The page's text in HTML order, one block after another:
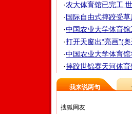
·农大体育馆已完工
·国际自由式摔跤受草
·中国农业大学体育馆
·打开天窗出“亮画”(
·中国农业大学体育馆
·摔跤世锦赛天河体
我来说两句